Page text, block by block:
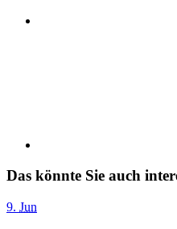
Das könnte Sie auch
9. Jun